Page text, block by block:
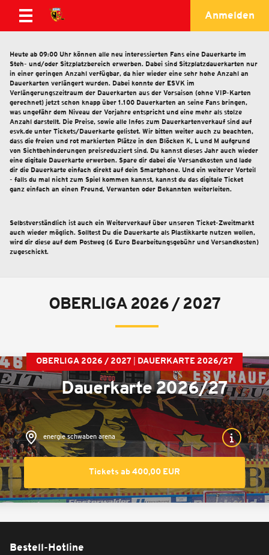
Anmelden
Heute ab 09:00 Uhr können alle neu interessierten Fans eine Dauerkarte im
Steh- und/oder Sitzplatzbereich erwerben. Dabei sind Sitzplatzdauerkarten nur
in einer geringen Anzahl verfügbar, da hier wieder eine sehr hohe Anzahl an
Dauerkarten verlängert wurden. Dabei konnte der ESVK im
Verlängerungszeitraum der Dauerkarten aus der Vorsaison (ohne VIP-Karten
gerechnet) jetzt schon knapp über 1.100 Dauerkarten an seine Fans bringen,
was ungefähr dem Niveau der Vorjahre entspricht und eine mehr als stolze
Anzahl darstellt. Die Preise, sowie alle Infos zum Dauerkartenverkauf sind auf
esvk.de unter Tickets/Dauerkarte gelistet. Wir bitten weiter auch zu beachten,
dass die freien und rot markierten Plätze in den Blöcken K, L und M aufgrund
von Sichtbehinderungen preisreduziert sind. Du kannst dieses Jahr auch wieder
eine digitale Dauerkarte erwerben. Spare dir dabei die Versandkosten und lade
dir die Dauerkarte einfach direkt auf dein Smartphone. Und ein weiterer Vorteil
- falls du mal nicht zum Spiel kommen kannst, kannst du das digitale Ticket
ganz einfach an einen Freund, Verwanten oder Bekannten weiterleiten.
Selbstverständlich ist auch ein Weiterverkauf über unseren Ticket-Zweitmarkt
auch wieder möglich. Solltest Du die Dauerkarte als Plastikkarte nutzen wollen,
wird dir diese auf dem Postweg (6 Euro Bearbeitungsgebühr und Versandkosten)
zugeschickt.
OBERLIGA 2026 / 2027
OBERLIGA 2026 / 2027 DAUERKARTE 2026/27
Dauerkarte 2026/27
energie schwaben arena
Tickets ab 400,00 EUR
Bestell-Hotline